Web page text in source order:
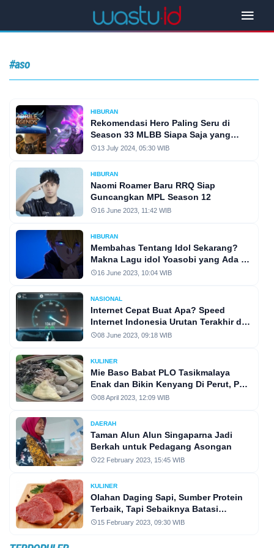
#aso
HIBURAN
Rekomendasi Hero Paling Seru di
Season 33 MLBB Siapa Saja yang
Layak Dicoba? Simak Selengkapnya!
13 July 2024, 05:30 WIB
HIBURAN
Naomi Roamer Baru RRQ Siap
Guncangkan MPL Season 12
16 June 2023, 11:42 WIB
HIBURAN
Membahas Tentang Idol Sekarang?
Makna Lagu idol Yoasobi yang Ada di
Opening Anime Oshi No Ko
16 June 2023, 10:04 WIB
NASIONAL
Internet Cepat Buat Apa? Speed
Internet Indonesia Urutan Terakhir di
ASEAN
08 June 2023, 09:18 WIB
KULINER
Mie Baso Babat PLO Tasikmalaya
Enak dan Bikin Kenyang Di Perut, Pas
Buat Kumpul Di Hari Lebaran!
08 April 2023, 12:09 WIB
DAERAH
Taman Alun Alun Singaparna Jadi
Berkah untuk Pedagang Asongan
22 February 2023, 15:45 WIB
KULINER
Olahan Daging Sapi, Sumber Protein
Terbaik, Tapi Sebaiknya Batasi
Konsumsinya
15 February 2023, 09:30 WIB